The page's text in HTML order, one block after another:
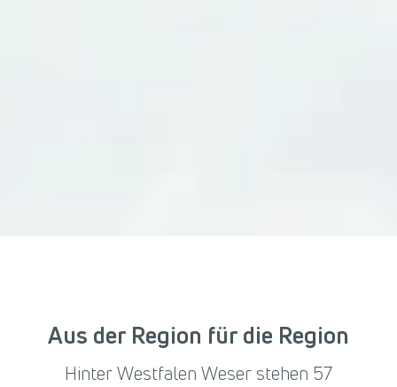
Aus der Region für die Region
Hinter Westfalen Weser stehen 57